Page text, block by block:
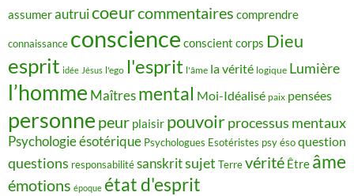
assumerautruicoeurcommentaires comprendre
connaissance conscience conscient corps Dieu
esprit idée Jésus l'ego l'esprit l'âme la vérité logique Lumière
l’homme Maîtres mental Moi-Idéalisé paix pensées
personne peur plaisir pouvoirprocessus mentaux
Psychologie ésotérique Psychologues Esotéristes psy ésoquestion
questions responsabilitésanskritsujet Terrevérité Être âme
émotions époque état d'esprit